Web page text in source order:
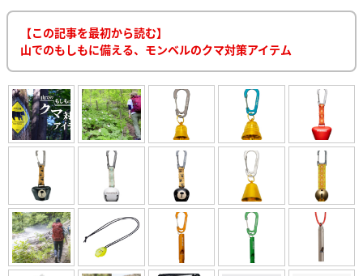
【この記事を最初から読む】
山でのもしもに備える、モンベルのクマ対策アイテム